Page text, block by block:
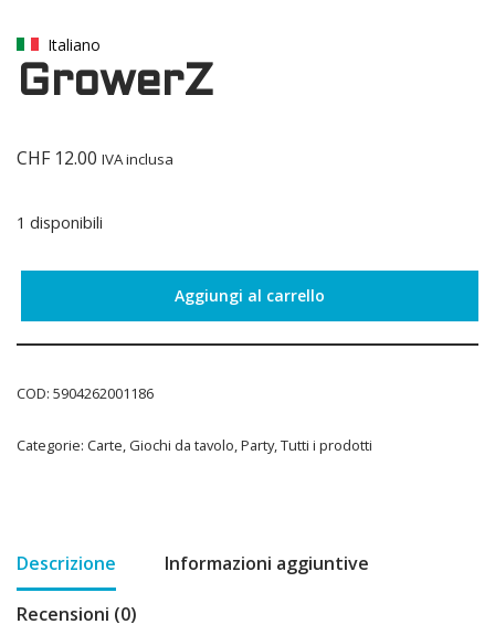
Italiano
GrowerZ
CHF12.00 IVA inclusa
1 disponibili
Aggiungi al carrello
COD: 5904262001186
Categorie: Carte,Giochi da tavolo,Party,Tutti i prodotti
Descrizione Informazioni aggiuntive
Recensioni (0)